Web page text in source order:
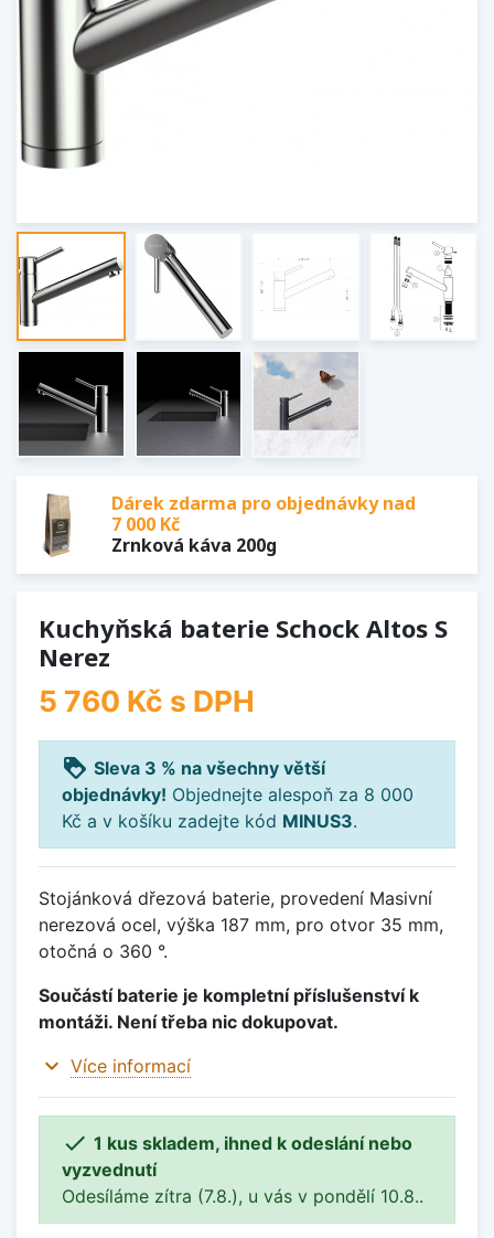
Dárek zdarma pro objednávky nad
7 000 Kč
Zrnková káva 200g
Kuchyňská baterie Schock Altos S
Nerez
5 760 Kč s DPH
loyalty Sleva 3 % na všechny větší
objednávky! Objednejte alespoň za 8 000
Kč a v košíku zadejte kód MINUS3.
Stojánková dřezová baterie, provedení Masivní
nerezová ocel, výška 187 mm, pro otvor 35 mm,
otočná o 360 °.
Součástí baterie je kompletní příslušenství k
montáži. Není třeba nic dokupovat.
expand_more Více informací
 1 kus skladem, ihned k odeslání nebo
vyzvednutí
Odesíláme zítra (7.8.), u vás v pondělí 10.8..